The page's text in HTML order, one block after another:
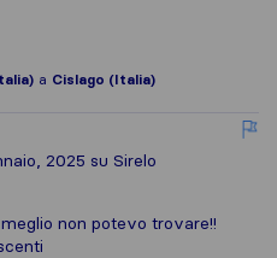
a Cislago (Italia)
2025 su Sirelo
non potevo trovare!!